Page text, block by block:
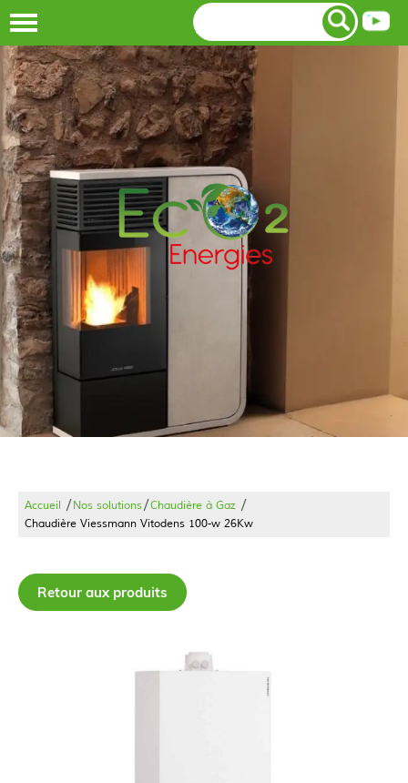
Accueil / Nos solutions/Chaudière à Gaz /
Chaudière Viessmann Vitodens 100-w 26Kw
Retour aux produits